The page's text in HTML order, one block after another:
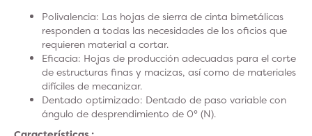
Polivalencia: Las hojas de sierra de cinta bimetálicas
responden a todas las necesidades de los oficios que
requieren material a cortar.
Eficacia: Hojas de producción adecuadas para el corte
de estructuras finas y macizas, así como de materiales
difíciles de mecanizar.
Dentado optimizado: Dentado de paso variable con
ángulo de desprendimiento de 0° (N).